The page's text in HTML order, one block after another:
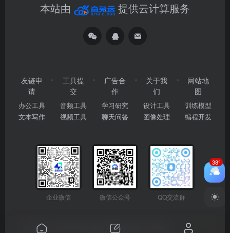
本站由 提供云计算服务
友链申
请
办公工具
文本写作
工具提
交
音频工具
视频工具
广告合
作
学习研究
聊天问答
关于我
们
设计工具
图像处理
网站地
图
训练模型
编程开发
企业微信 微信公众号 QQ交流群
Copyright © 2026 粤ICP备2024177666号
38°